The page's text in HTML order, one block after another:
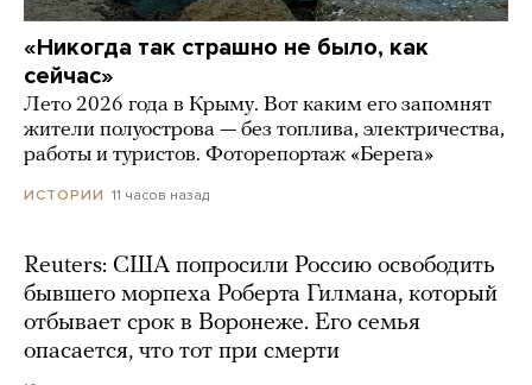
«Никогда так страшно не было, как
сейчас»
Лето 2026 года в Крыму. Вот каким его запомнят
жители полуострова — без топлива, электричества,
работы и туристов. Фоторепортаж «Берега»
ИСТОРИИ 11 часов назад
Reuters: США попросили Россию освободить
бывшего морпеха Роберта Гилмана, который
отбывает срок в Воронеже. Его семья
опасается, что тот при смерти